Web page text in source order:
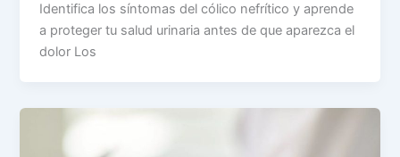
Identifica los síntomas del cólico nefrítico y aprende
a proteger tu salud urinaria antes de que aparezca el
dolor Los